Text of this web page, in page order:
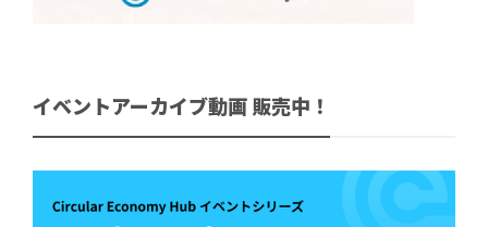
イベントアーカイブ動画 販売中！